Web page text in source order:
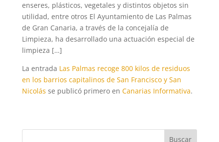
enseres, plásticos, vegetales y distintos objetos sin
utilidad, entre otros El Ayuntamiento de Las Palmas
de Gran Canaria, a través de la concejalía de
Limpieza, ha desarrollado una actuación especial de
limpieza […]
La entrada Las Palmas recoge 800 kilos de residuos
en los barrios capitalinos de San Francisco y San
Nicolás se publicó primero en Canarias Informativa.